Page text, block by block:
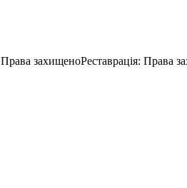
Права захищеноРеставрація: Права